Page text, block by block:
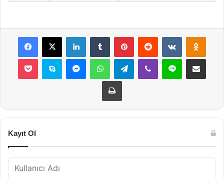
Facebook
X LinkedInTumblr PinterestReddit VKontakte
Pocket Skype MessengerWhatsAppTelegramViber Line E-Posta ile
Yazdır
Kayıt Ol